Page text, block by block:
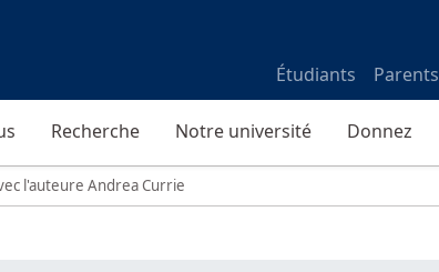
Étudiants Parents
Recherche Notre université Donnez
l'auteure Andrea Currie